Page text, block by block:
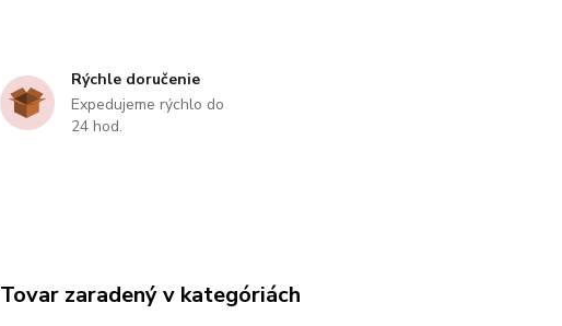
Rýchle doručenie
Expedujeme rýchlo do
24 hod.
Tovar zaradený v kategóriách